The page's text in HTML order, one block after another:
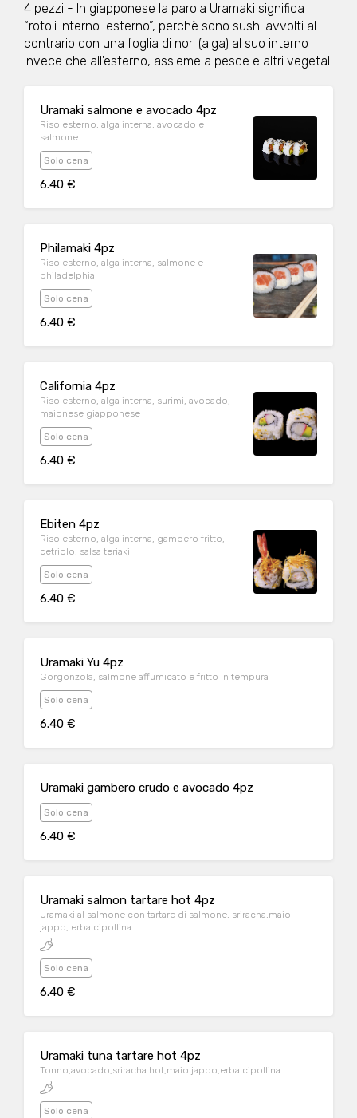
4 pezzi - In giapponese la parola Uramaki significa
“rotoli interno-esterno”, perchè sono sushi avvolti al
contrario con una foglia di nori (alga) al suo interno
invece che all'esterno, assieme a pesce e altri vegetali
Uramaki salmone e avocado 4pz
Riso esterno, alga interna, avocado e
salmone
Solo cena
6.40 €
Philamaki 4pz
Riso esterno, alga interna, salmone e
philadelphia
Solo cena
6.40 €
California 4pz
Riso esterno, alga interna, surimi, avocado,
maionese giapponese
Solo cena
6.40 €
Ebiten 4pz
Riso esterno, alga interna, gambero fritto,
cetriolo, salsa teriaki
Solo cena
6.40 €
Uramaki Yu 4pz
Gorgonzola, salmone affumicato e fritto in tempura
Solo cena
6.40 €
Uramaki gambero crudo e avocado 4pz
Solo cena
6.40 €
Uramaki salmon tartare hot 4pz
Uramaki al salmone con tartare di salmone, sriracha,maio
jappo, erba cipollina
Solo cena
6.40 €
Uramaki tuna tartare hot 4pz
Tonno,avocado,sriracha hot,maio jappo,erba cipollina
Solo cena